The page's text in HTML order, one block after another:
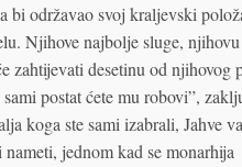
bi održavao svoj kraljevski
Njihove najbolje sluge,
zahtijevati desetinu od njihovog
postat ćete mu robovi”,
koga ste sami izabrali, Jahve
jednom kad se monarhija